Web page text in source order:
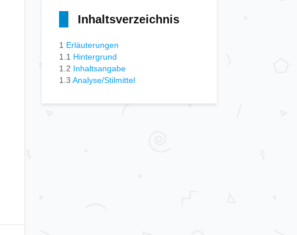
Inhaltsverzeichnis
1 Erläuterungen
1.1 Hintergrund
1.2 Inhaltsangabe
1.3 Analyse/Stilmittel